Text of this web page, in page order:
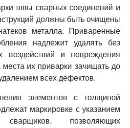
швы сварных соединений и
должны быть очищены
металла. Приваренные
надлежит удалять без
воздействий и повреждения
их приварки зачищать до
всех дефектов.
элементов с толщиной
маркировке с указанием
позволяющих